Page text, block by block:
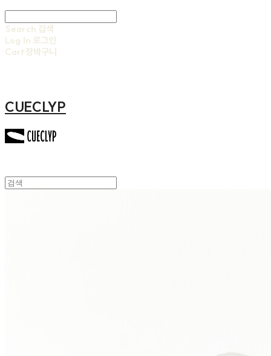
Search 검색
Log In 로그인
Cart장바구니
CUECLYP